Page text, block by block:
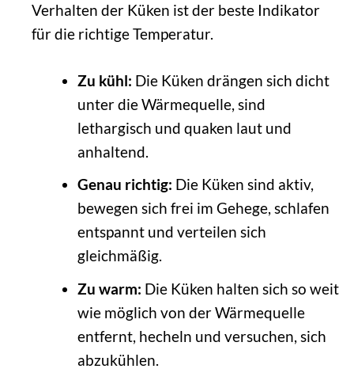
Verhalten der Küken ist der beste Indikator
für die richtige Temperatur.
Zu kühl: Die Küken drängen sich dicht
unter die Wärmequelle, sind
lethargisch und quaken laut und
anhaltend.
Genau richtig: Die Küken sind aktiv,
bewegen sich frei im Gehege, schlafen
entspannt und verteilen sich
gleichmäßig.
Zu warm: Die Küken halten sich so weit
wie möglich von der Wärmequelle
entfernt, hecheln und versuchen, sich
abzukühlen.